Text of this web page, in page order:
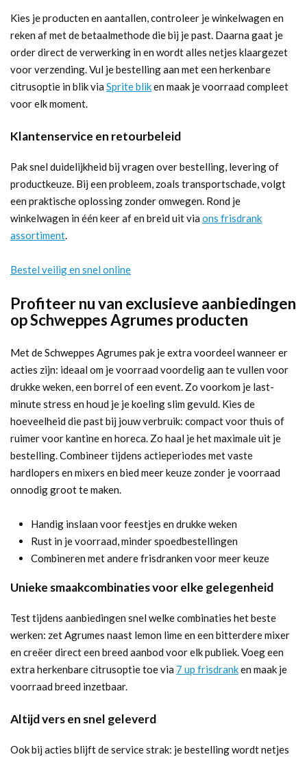
Kies je producten en aantallen, controleer je winkelwagen en
reken af met de betaalmethode die bij je past. Daarna gaat je
order direct de verwerking in en wordt alles netjes klaargezet
voor verzending. Vul je bestelling aan met een herkenbare
citrusoptie in blik via Sprite bliken maak je voorraad compleet
voor elk moment.
Klantenservice en retourbeleid
Pak snel duidelijkheid bij vragen over bestelling, levering of
productkeuze. Bij een probleem, zoals transportschade, volgt
een praktische oplossing zonder omwegen. Rond je
winkelwagen in één keer af en breid uit via ons frisdrank
assortiment.
Bestel veilig en snel online
Profiteer nu van exclusieve aanbiedingen
op Schweppes Agrumes producten
Met de Schweppes Agrumes pak je extra voordeel wanneer er
acties zijn: ideaal om je voorraad voordelig aan te vullen voor
drukke weken, een borrel of een event. Zo voorkom je last-
minute stress en houd je je koeling slim gevuld. Kies de
hoeveelheid die past bij jouw verbruik: compact voor thuis of
ruimer voor kantine en horeca. Zo haal je het maximale uit je
bestelling. Combineer tijdens actieperiodes met vaste
hardlopers en mixers en bied meer keuze zonder je voorraad
onnodig groot te maken.
Handig inslaan voor feestjes en drukke weken
Rust in je voorraad, minder spoedbestellingen
Combineren met andere frisdranken voor meer keuze
Unieke smaakcombinaties voor elke gelegenheid
Test tijdens aanbiedingen snel welke combinaties het beste
werken: zet Agrumes naast lemon lime en een bitterdere mixer
en creëer direct een breed aanbod voor elk publiek. Voeg een
extra herkenbare citrusoptie toe via 7 up frisdranken maak je
voorraad breed inzetbaar.
Altijd vers en snel geleverd
Ook bij acties blijft de service strak: je bestelling wordt netjes